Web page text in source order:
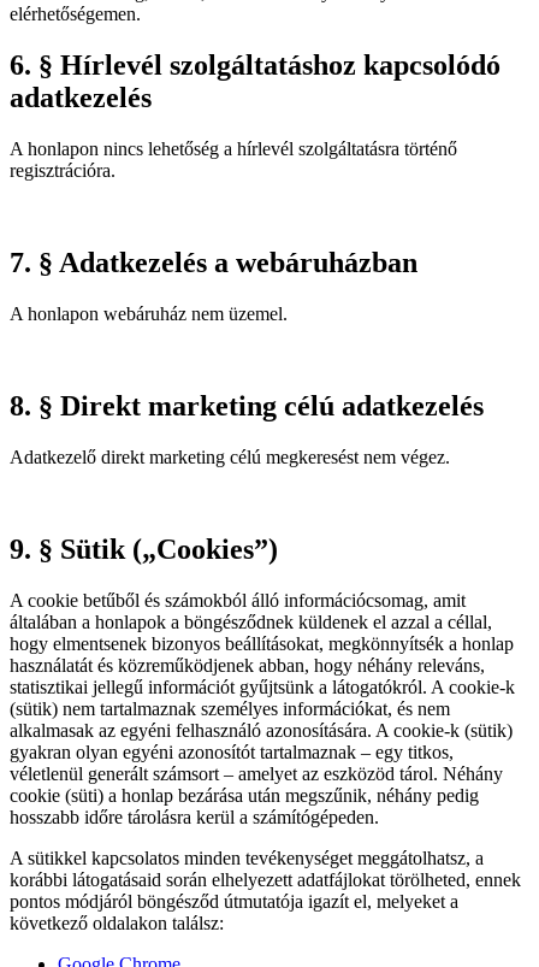
elérhetőségemen.
6. § Hírlevél szolgáltatáshoz kapcsolódó
adatkezelés
A honlapon nincs lehetőség a hírlevél szolgáltatásra történő
regisztrációra.
7. § Adatkezelés a webáruházban
A honlapon webáruház nem üzemel.
8. § Direkt marketing célú adatkezelés
Adatkezelő direkt marketing célú megkeresést nem végez.
9. § Sütik („Cookies”)
A cookie betűből és számokból álló információcsomag, amit
általában a honlapok a böngésződnek küldenek el azzal a céllal,
hogy elmentsenek bizonyos beállításokat, megkönnyítsék a honlap
használatát és közreműködjenek abban, hogy néhány releváns,
statisztikai jellegű információt gyűjtsünk a látogatókról. A cookie-k
(sütik) nem tartalmaznak személyes információkat, és nem
alkalmasak az egyéni felhasználó azonosítására. A cookie-k (sütik)
gyakran olyan egyéni azonosítót tartalmaznak – egy titkos,
véletlenül generált számsort – amelyet az eszközöd tárol. Néhány
cookie (süti) a honlap bezárása után megszűnik, néhány pedig
hosszabb időre tárolásra kerül a számítógépeden.
A sütikkel kapcsolatos minden tevékenységet meggátolhatsz, a
korábbi látogatásaid során elhelyezett adatfájlokat törölheted, ennek
pontos módjáról böngésződ útmutatója igazít el, melyeket a
következő oldalakon találsz: